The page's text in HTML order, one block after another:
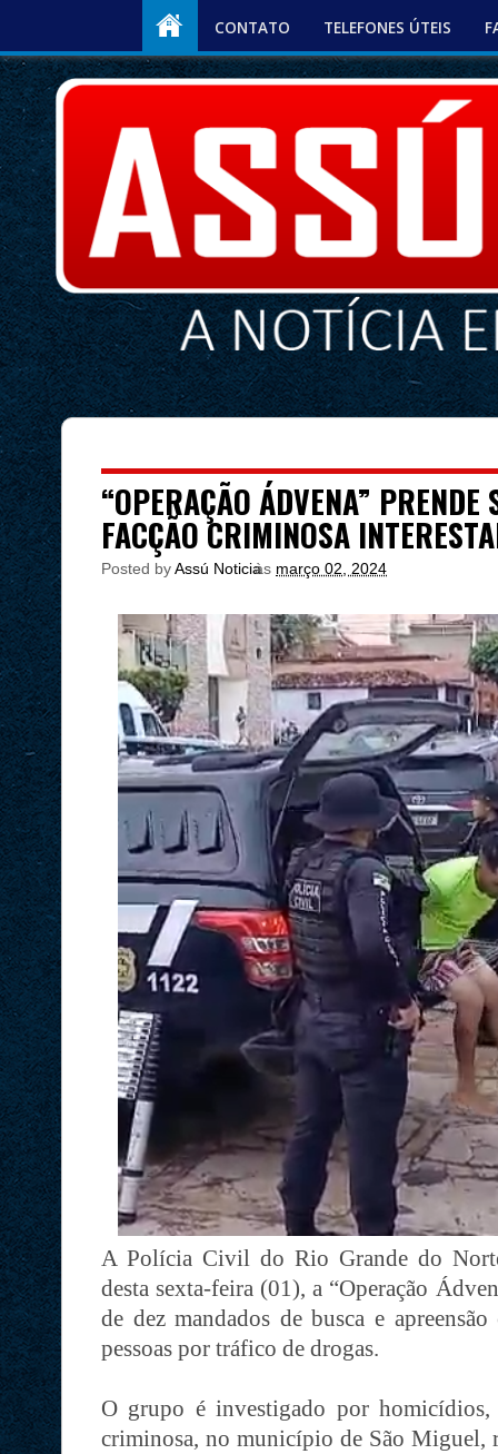
CONTATO TELEFONES ÚTEIS
“OPERAÇÃO ÁDVENA” PRENDE
FACÇÃO CRIMINOSA
Posted byAssú Noticia
às março 02, 2024
A Polícia Civil do Rio Grande do
desta sexta-feira (01), a “Operação
de dez mandados de busca e
pessoas por tráfico de drogas.
O grupo é investigado por
criminosa, no município de São Miguel,